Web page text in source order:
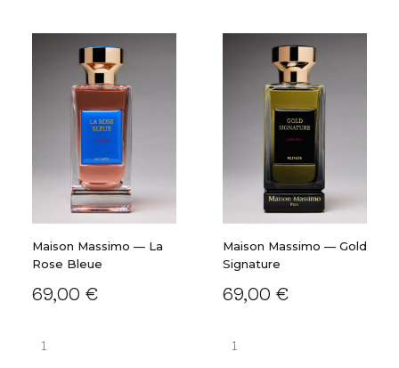
Maison Massimo — La
Rose Bleue
69,00 €
Maison Massimo — Gold
Signature
69,00 €